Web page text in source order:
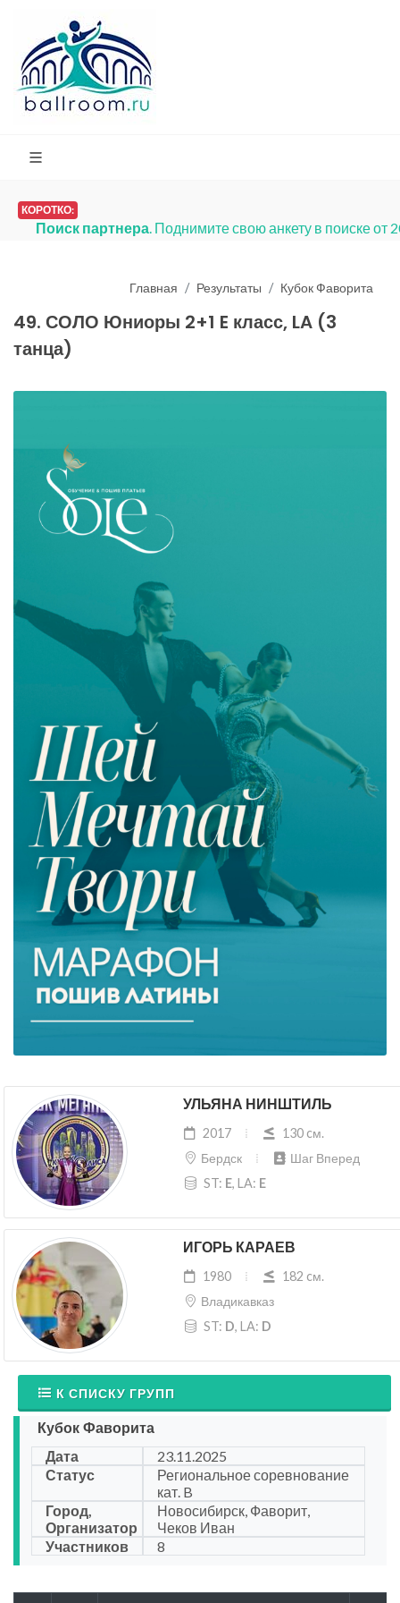
КОРОТКО:
Поиск партнера. Поднимите свою анкету в поиске от
Главная Результаты Кубок Фаворита
49. СОЛО Юниоры 2+1 E класс, LA (3
танца)
УЛЬЯНА НИНШТИЛЬ
2017
130 cм.
Бердск
Шаг Вперед
ST: E, LA: E
ИГОРЬ КАРАЕВ
1980
182 cм.
Владикавказ
ST: D, LA: D
К СПИСКУ ГРУПП
Кубок Фаворита
Дата
23.11.2025
Статус
Региональное соревнование
кат. B
Город,
Организатор
Новосибирск, Фаворит,
Чеков Иван
Участников
8